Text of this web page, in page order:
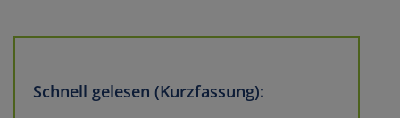
Schnell gelesen (Kurzfassung):